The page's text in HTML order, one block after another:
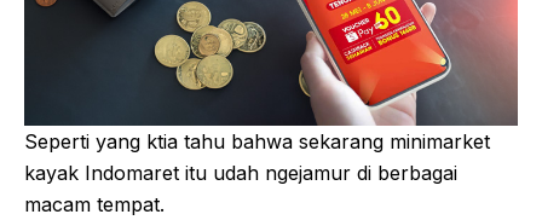
Seperti yang ktia tahu bahwa sekarang minimarket
kayak Indomaret itu udah ngejamur di berbagai
macam tempat.